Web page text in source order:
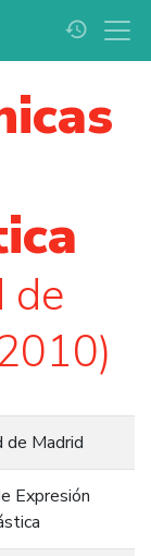
history
de
de Madrid
Expresión